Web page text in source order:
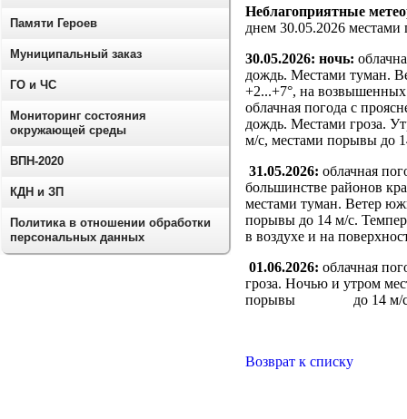
Неблагоприятные
днем 30.05.2026 местами
30.05.2026: ночь:
дождь. Местами туман.
+2...+7°, на
облачная погода с
дождь. Местами гроза.
м/с, местами порывы до
31.05.2026: облачная
большинстве районов
местами туман. Ветер
порывы до 14 м/с.
в воздухе и на
01.06.2026: облачная
гроза. Ночью и утром
порывы до 14 м/с.
Возврат к списку
Памяти Героев
Муниципальный заказ
ГО и ЧС
Мониторинг состояния
окружающей среды
ВПН-2020
КДН и ЗП
Политика в отношении обработки
персональных данных